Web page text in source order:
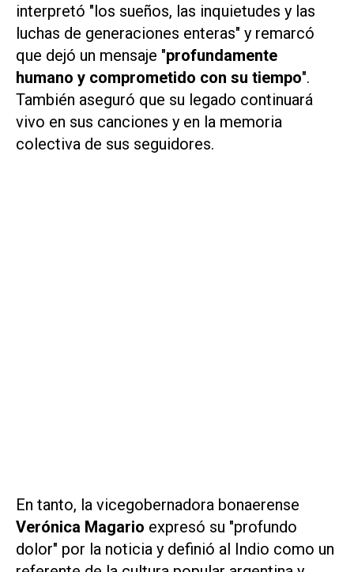
interpretó "los sueños, las inquietudes y las
luchas de generaciones enteras" y remarcó
que dejó un mensaje "profundamente
humano y comprometido con su tiempo".
También aseguró que su legado continuará
vivo en sus canciones y en la memoria
colectiva de sus seguidores.
En tanto, la vicegobernadora bonaerense
Verónica Magario expresó su "profundo
dolor" por la noticia y definió al Indio como un